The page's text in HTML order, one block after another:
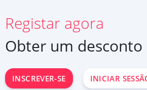
Registar agora
Obter um desconto
INSCREVER-SE INICIAR
Deutsch
Español
中文
日本
English